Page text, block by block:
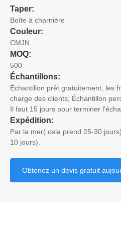
Taper:
Boîte à charnière
Couleur:
CMJN
MOQ:
500
Échantillons:
Échantillon prêt gratuitement, les
charge des clients; Échantillon
Il faut 15 jours pour terminer
Expédition:
Par la mer( cela prend 25-30
10 jours).
Obtenez un devis gratuit